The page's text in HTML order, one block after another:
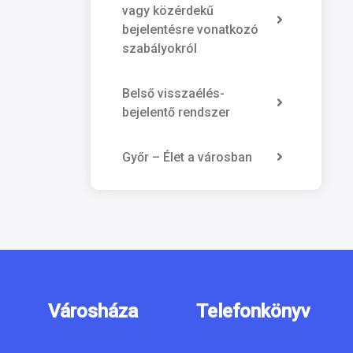
vagy közérdekű
bejelentésre vonatkozó
szabályokról
Belső visszaélés-
bejelentő rendszer
Győr – Élet a városban
Városháza Telefonkönyv